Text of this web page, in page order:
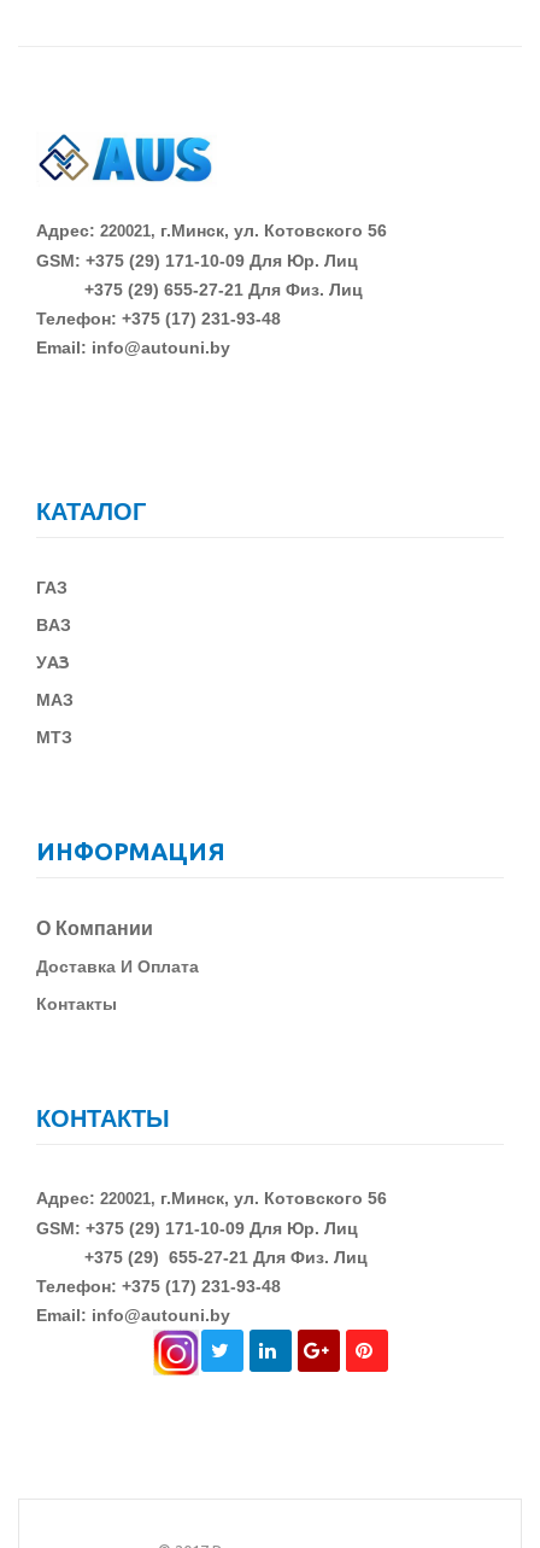
Адрес: 220021, г.Минск, ул. Котовского 56
GSM: +375 (29) 171-10-09 Для Юр. Лиц
+375 (29) 655-27-21 Для Физ. Лиц
Телефон: +375 (17) 231-93-48
Email: info@autouni.by
КАТАЛОГ
ГАЗ
ВАЗ
УАЗ
МАЗ
МТЗ
ИНФОРМАЦИЯ
О Компании
ДОставка И Оплата
Контакты
КОНТАКТЫ
Адрес: 220021, г.Минск, ул. Котовского 56
GSM: +375 (29) 171-10-09 Для Юр. Лиц
+375 (29) 655-27-21 Для Физ. Лиц
Телефон: +375 (17) 231-93-48
Email: info@autouni.by